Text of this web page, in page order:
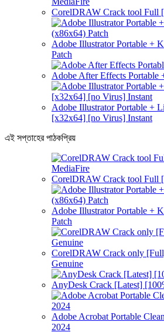
CorelDRAW Crack tool Full
Adobe Illustrator Portable +
Patch
Adobe After Effects Portable
Adobe Illustrator Portable +
[x32x64] [no Virus] Instant
এই সপ্তাহের পাঠকপ্রিয়
CorelDRAW Crack tool Full
Adobe Illustrator Portable +
Patch
CorelDRAW Crack only
Genuine
AnyDesk Crack [Latest]
Adobe Acrobat Portable
2024